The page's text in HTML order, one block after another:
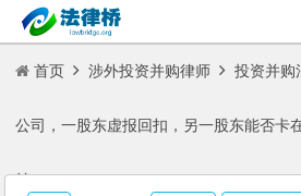
首页 涉外投资并购律师 投资并购
公司，一股东虚报回扣，另一股东能否卡
益？